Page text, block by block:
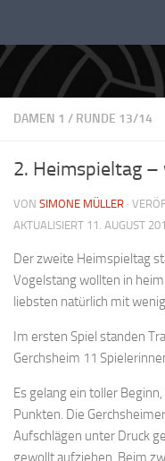
DAMEN 1 / RUNDE 13/14
2. Heimspieltag
VON SIMONE MÜLLER ·
AKTUALISIERT 11. AUGUST
Der zweite Heimspieltag
Vogelstang wollten in
liebsten natürlich mit
Im ersten Spiel standen
Gerchsheim 11
Es gelang ein toller
Punkten. Die
Aufschlägen unter Druck
gewollt aufziehen. Beim